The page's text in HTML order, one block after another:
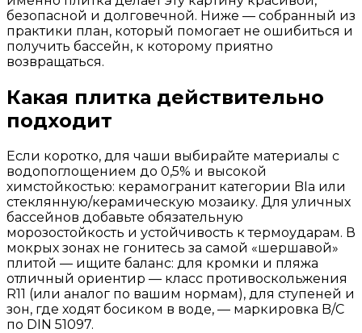
безопасной и долговечной. Ниже — собранный из
практики план, который помогает не ошибиться и
получить бассейн, к которому приятно
возвращаться.
Какая плитка действительно
подходит
Если коротко, для чаши выбирайте материалы с
водопоглощением до 0,5% и высокой
химстойкостью: керамогранит категории BIa или
стеклянную/керамическую мозаику. Для уличных
бассейнов добавьте обязательную
морозостойкость и устойчивость к термоударам. В
мокрых зонах не гонитесь за самой «шершавой»
плитой — ищите баланс: для кромки и пляжа
отличный ориентир — класс противоскольжения
R11 (или аналог по вашим нормам), для ступеней и
зон, где ходят босиком в воде, — маркировка B/C
по DIN 51097.